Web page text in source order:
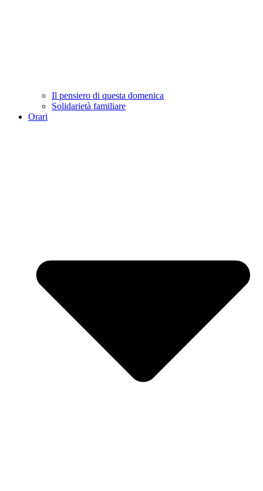
Il pensiero di questa domenica
Solidarietà familiare
Orari